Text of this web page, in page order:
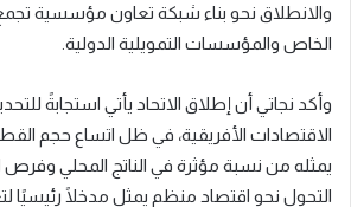
والانطلاق نحو بناء شبكة تعاون مؤسسية
الخاص والمؤسسات التمويلية الدولية.
وأكد نجاتي أن إطلاق الاتحاد يأتي استجابةً
الاقتصادات الأفريقية، في ظل اتساع حجم
يمثله من نسبة مؤثرة في الناتج المحلي
التحول نحو اقتصاد منظم يمثل مدخلًا رئيسيًا